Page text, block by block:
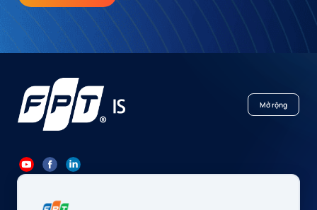
Mở rộng